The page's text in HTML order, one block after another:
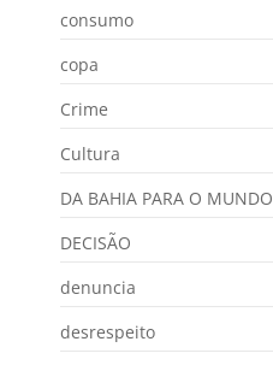
consumo
copa
Crime
Cultura
DA BAHIA PARA O MUNDO
DECISÃO
denuncia
desrespeito